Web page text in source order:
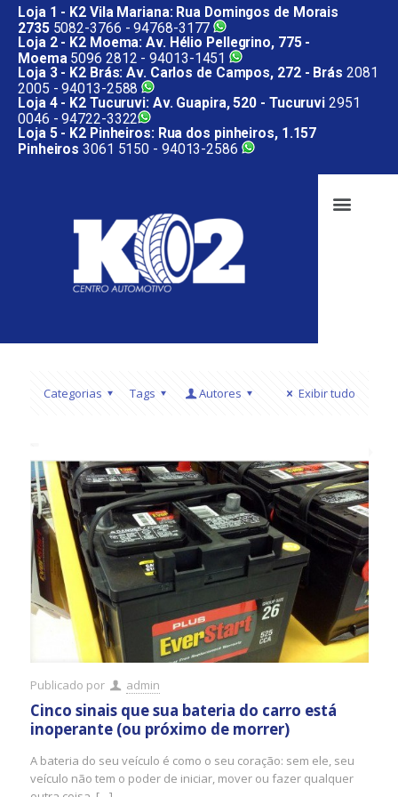
Loja 1 - K2 Vila Mariana: Rua Domingos de Morais
27355082-3766 -94768-3177
Loja 2 - K2 Moema: Av. Hélio Pellegrino, 775 -
Moema5096 2812 -94013-1451
Loja 3 - K2 Brás: Av. Carlos de Campos, 272 - Brás 2081
2005 -94013-2588
Loja 4 - K2 Tucuruvi: Av. Guapira, 520 - Tucuruvi 2951
0046 -94722-3322
Loja 5 - K2 Pinheiros: Rua dos pinheiros, 1.157
Pinheiros 3061 5150 - 94013-2586
Categorias Tags Autores Exibir tudo
Publicado por admin
Cinco sinais que sua bateria do carro está
inoperante (ou próximo de morrer)
A bateria do seu veículo é como o seu coração: sem ele, seu
veículo não tem o poder de iniciar, mover ou fazer qualquer